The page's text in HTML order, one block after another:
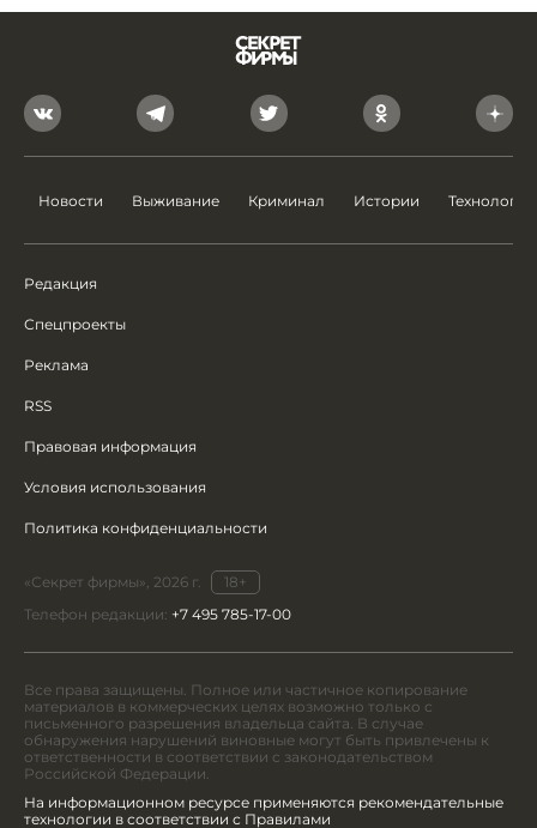
Новости Выживание Криминал Истории Технологии
Редакция
Спецпроекты
Реклама
RSS
Правовая информация
Условия использования
Политика конфиденциальности
«Секрет фирмы», 2026 г.
18+
Телефон редакции: +7 495 785-17-00
Все права защищены. Полное или частичное копирование
материалов в коммерческих целях возможно только с
письменного разрешения владельца сайта. В случае
обнаружения нарушений виновные могут быть привлечены к
ответственности в соответствии с законодательством
Российской Федерации.
На информационном ресурсе применяются рекомендательные
технологии в соответствии с Правилами